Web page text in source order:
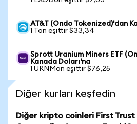
AT&T (Ondo Tokenized)'dan
1 Ton eşittir $33,34
Sprott Uranium Miners ETF
Kanada Doları'na
1 URNMon eşittir $76,25
Diğer kurları keşfedin
Diğer kripto coinleri First